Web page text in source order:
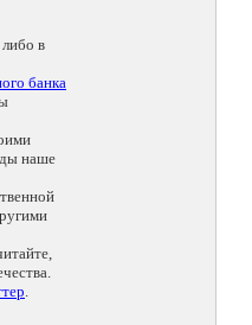
в
банка
наше
.